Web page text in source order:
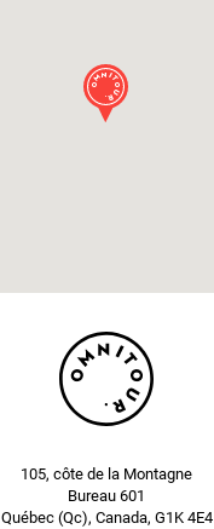
105, côte de la Montagne
Bureau 601
Québec (Qc), Canada, G1K 4E4